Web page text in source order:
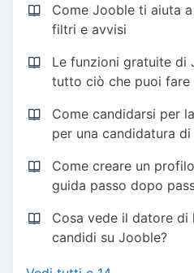
Come Jooble ti aiuta
filtri e avvisi
Le funzioni gratuite di
tutto ciò che puoi fare
Come candidarsi per
per una candidatura di
Come creare un
guida passo dopo
Cosa vede il datore di
candidi su Jooble?